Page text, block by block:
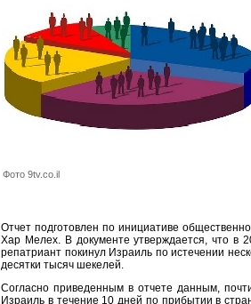
Фото 9tv.co.il
Отчет подготовлен по инициативе
Хар Мелех. В документе утверждается, что в
репатриант покинул Израиль по истечении
десятки тысяч шекелей.
Согласно приведенным в отчете данным,
Израиль в течение 10 дней по прибытии в